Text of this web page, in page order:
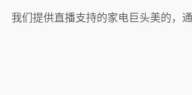
我们提供直播支持的家电巨头美的，